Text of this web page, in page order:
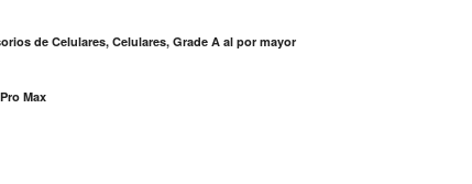
de Celulares, Celulares, Grade A al por mayor
Max